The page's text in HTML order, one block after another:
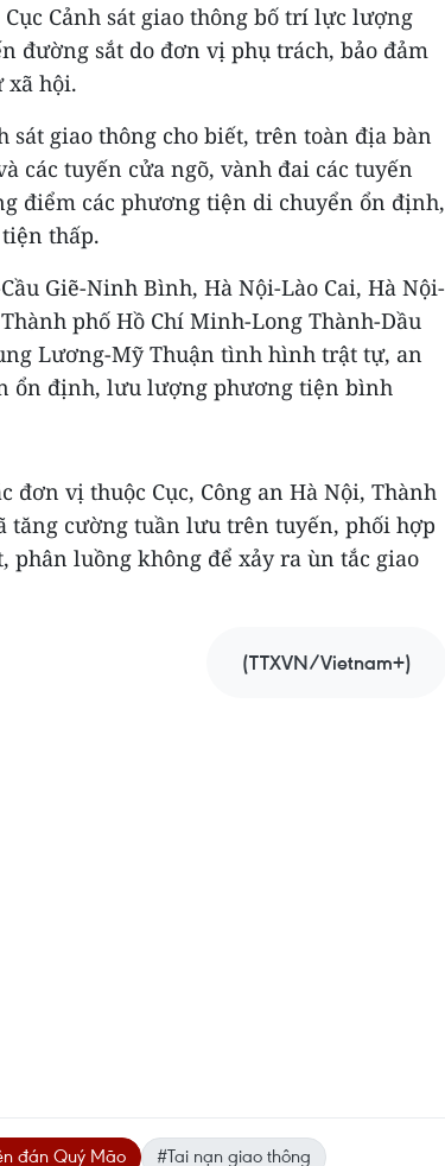
Cảnh sát giao thông bố trí lực lượng
đường sắt do đơn vị phụ trách, bảo đảm
xã hội.
sát giao thông cho biết, trên toàn địa bàn
các tuyến cửa ngõ, vành đai các tuyến
điểm các phương tiện di chuyển ổn định,
thấp.
Giẽ-Ninh Bình, Hà Nội-Lào Cai, Hà Nội-
phố Hồ Chí Minh-Long Thành-Dầu
Lương-Mỹ Thuận tình hình trật tự, an
ổn định, lưu lượng phương tiện bình
đơn vị thuộc Cục, Công an Hà Nội, Thành
tăng cường tuần lưu trên tuyến, phối hợp
luồng không để xảy ra ùn tắc giao
(TTXVN/Vietnam+)
đán Quý Mão
#Tai nạn giao thông